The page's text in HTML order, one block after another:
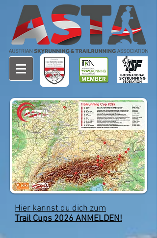
Hier kannst du dich zum
Trail Cups 2026 ANMELDEN!